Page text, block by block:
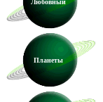
Любовный
Планеты